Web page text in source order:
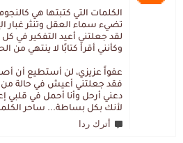
الكلمات التي كتبتها هي كالنجوم
تضيء سماء العقل وتنثر غبار
لقد جعلتني أعيد التفكير في كل
وكأنني أقرأ كتابًا لا ينتهي من
عفواً عزيزي، لن أستطيع أن
فقد جعلتني أعيش في حالة من
دعني أرحل وأنا أحمل في قلبي
لأنك بكل بساطة... ساحر
أترك ردا